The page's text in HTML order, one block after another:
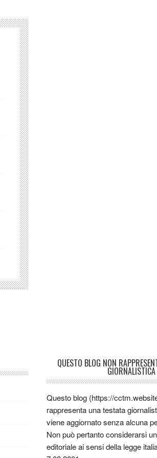
QUESTO BLOG NON
GIORNALISTICA
Questo blog (https://
rappresenta una testata
viene aggiornato senza alcuna
Non può pertanto considerarsi
editoriale ai sensi della legge